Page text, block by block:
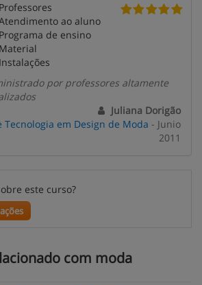
Professores
ao aluno
Programa de ensino
Material
Instalações
por professores altamente
Juliana Dorigão
Tecnologia em Design de Moda - Junio
2011
este curso?
com moda